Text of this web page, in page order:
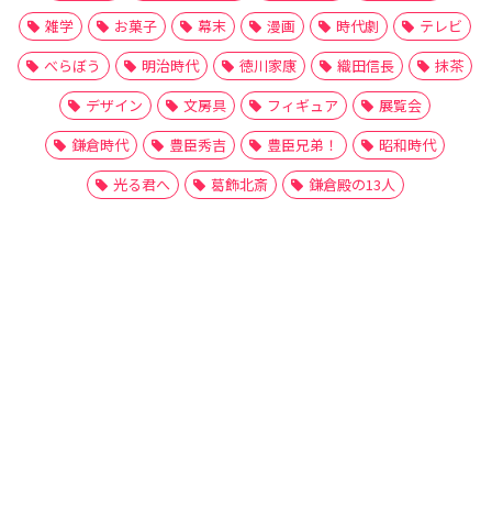
雑学
お菓子 幕末 漫画 時代劇
テレビ
べらぼう
明治時代 徳川家康 織田信長
抹茶
デザイン
文房具 フィギュア
展覧会
鎌倉時代
豊臣秀吉 豊臣兄弟！
昭和時代
光る君へ
葛飾北斎 鎌倉殿の13人